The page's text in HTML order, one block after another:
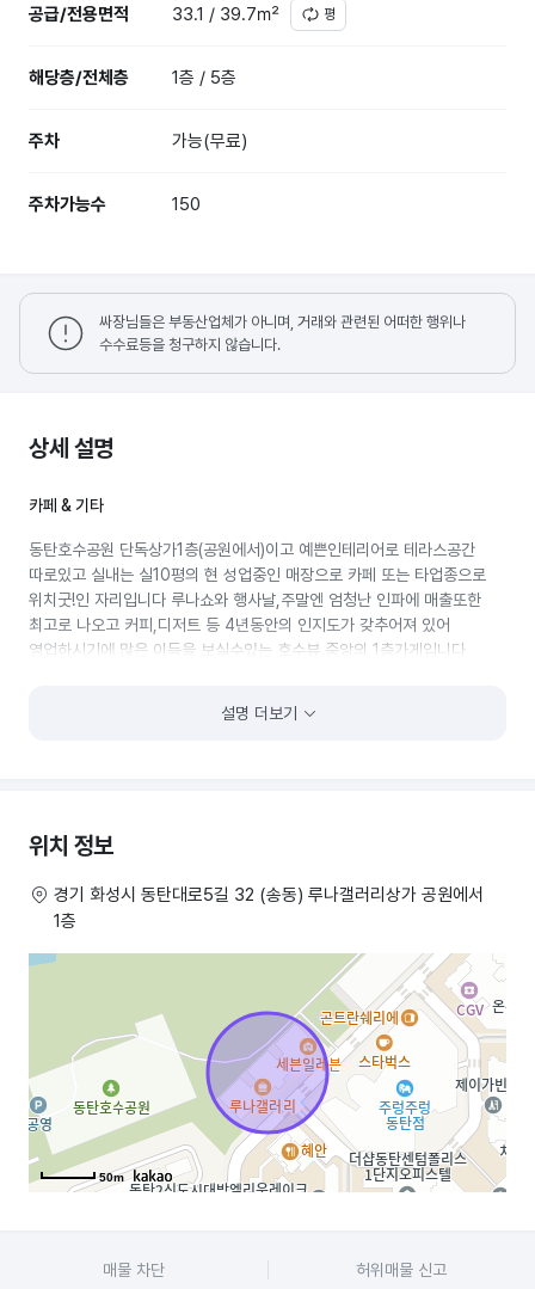
공급/전용면적 33.1 / 39.7㎡ 평
해당층/전체층 1층 / 5층
주차 가능(무료)
주차가능수 150
싸장님들은 부동산업체가 아니며, 거래와 관련된 어떠한 행위나
수수료등을 청구하지 않습니다.
상세 설명
카페 & 기타
동탄호수공원 단독상가1층(공원에서)이고 예쁜인테리어로 테라스공간
따로있고 실내는 실10평의 현 성업중인 매장으로 카페 또는 타업종으로
위치굿!인 자리입니다 루나쇼와 행사날,주말엔 엄청난 인파에 매출또한
최고로 나오고 커피,디저트 등 4년동안의 인지도가 갖추어져 있어
영업하시기에 많은 이득을 보실수있는 호수뷰 중앙의 1층가게입니다
4년동안 많은 애정과 열정을 쏟아부은 가게이고 관리또한 잘되어 있으니
설명 더보기
위치 정보
경기 화성시 동탄대로5길 32 (송동) 루나갤러리상가 공원에서
1층
50m
매물 차단 허위매물 신고